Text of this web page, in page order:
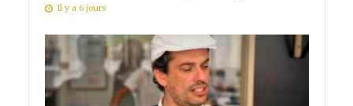
Il y a 6 jours